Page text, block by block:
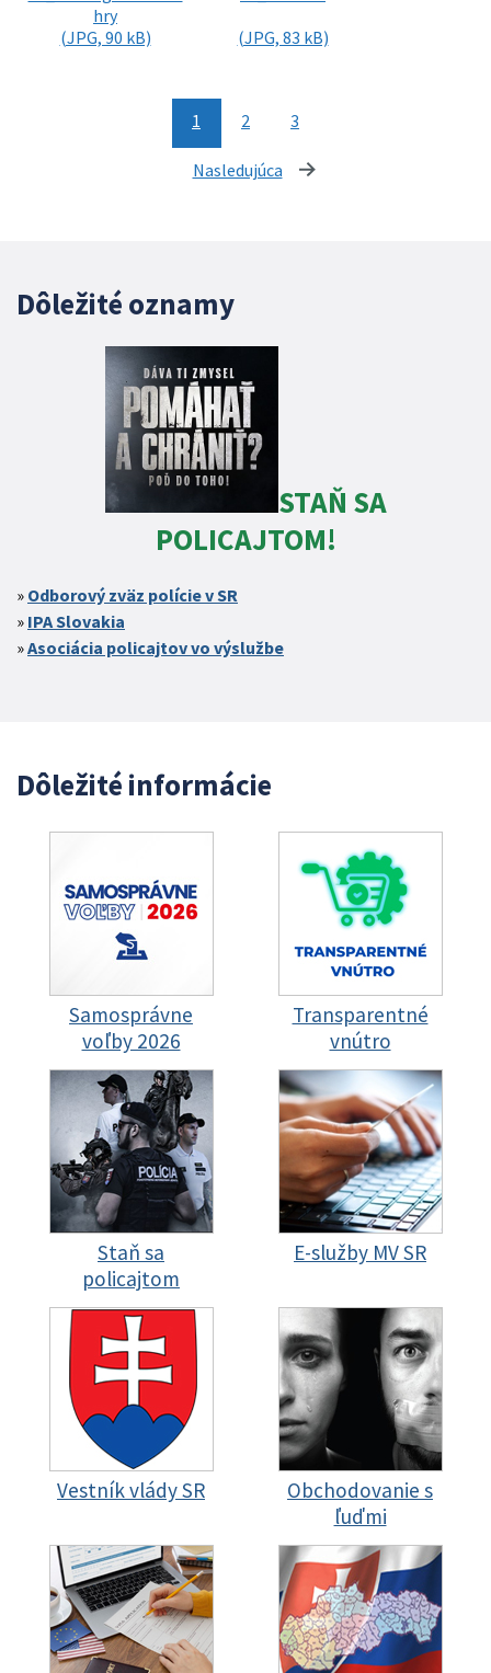
hry
(JPG, 90 kB)
(JPG, 83 kB)
1 2 3
Nasledujúca stránka
Dôležité oznamy
STAŇ SA
POLICAJTOM!
Odborový zväz polície v SR
IPA Slovakia
Asociácia policajtov vo výslužbe
Dôležité informácie
Samosprávne
voľby 2026
Transparentné
vnútro
Staň sa
policajtom
E-služby MV SR
Vestník vlády SR
Obchodovanie s
ľuďmi